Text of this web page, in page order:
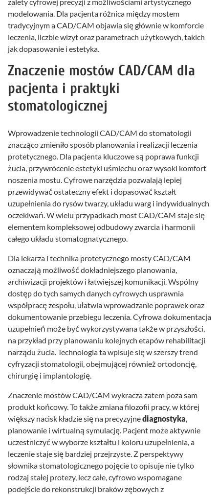
modelowania. Dla pacjenta różnica między mostem
tradycyjnym a CAD/CAM objawia się głównie w komforcie
leczenia, liczbie wizyt oraz parametrach użytkowych, takich
jak dopasowanie i estetyka.
Znaczenie mostów CAD/CAM dla
pacjenta i praktyki
stomatologicznej
Wprowadzenie technologii CAD/CAM do stomatologii
znacząco zmieniło sposób planowania i realizacji leczenia
protetycznego. Dla pacjenta kluczowe są poprawa funkcji
żucia, przywrócenie estetyki uśmiechu oraz wysoki komfort
noszenia mostu. Cyfrowe narzędzia pozwalają lepiej
przewidywać ostateczny efekt i dopasować kształt
uzupełnienia do rysów twarzy, układu warg i indywidualnych
oczekiwań. W wielu przypadkach most CAD/CAM staje się
elementem kompleksowej odbudowy zwarcia i harmonii
całego układu stomatognatycznego.
Dla lekarza i technika protetycznego mosty CAD/CAM
oznaczają możliwość dokładniejszego planowania,
archiwizacji projektów i łatwiejszej komunikacji. Wspólny
dostęp do tych samych danych cyfrowych usprawnia
współpracę zespołu, ułatwia wprowadzanie poprawek oraz
dokumentowanie przebiegu leczenia. Cyfrowa dokumentacja
uzupełnień może być wykorzystywana także w przyszłości,
na przykład przy planowaniu kolejnych etapów rehabilitacji
narządu żucia. Technologia ta wpisuje się w szerszy trend
cyfryzacji stomatologii, obejmującej również ortodoncję,
chirurgię i implantologię.
Znaczenie mostów CAD/CAM wykracza zatem poza sam
produkt końcowy. To także zmiana filozofii pracy, w której
większy nacisk kładzie się na precyzyjnediagnostyka,
planowanie i wirtualną symulację. Pacjent może aktywnie
uczestniczyć w wyborze kształtu i koloru uzupełnienia, a
leczenie staje się bardziej przejrzyste. Z perspektywy
słownika stomatologicznego pojęcie to opisuje nie tylko
rodzaj stałej protezy, lecz całe, cyfrowo wspomagane
podejście do rekonstrukcji braków zębowych z